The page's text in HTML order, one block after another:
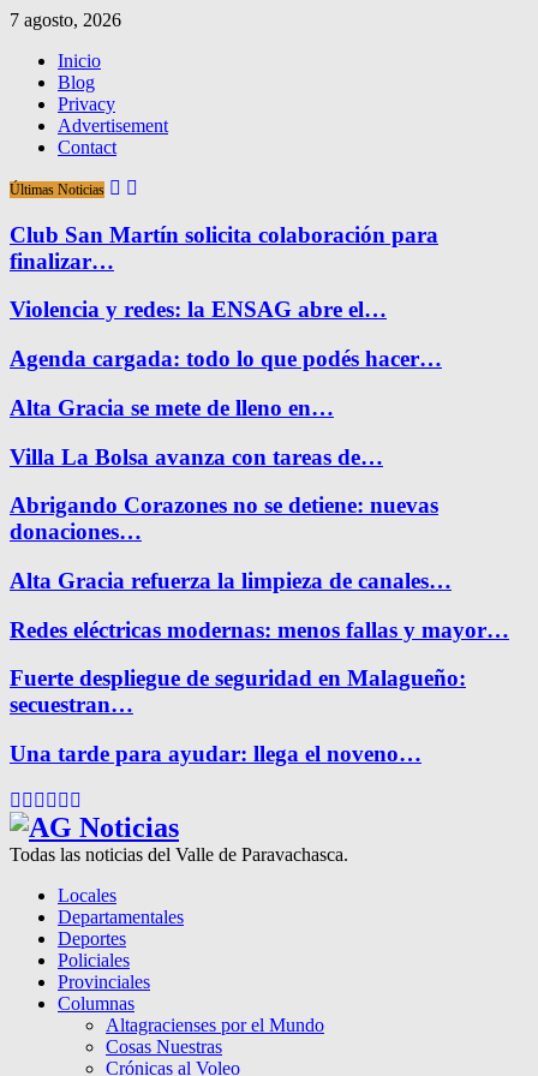
7 agosto, 2026
Inicio
Blog
Privacy
Advertisement
Contact
Últimas Noticias
Club San Martín solicita colaboración para
finalizar…
Violencia y redes: la ENSAG abre el…
Agenda cargada: todo lo que podés hacer…
Alta Gracia se mete de lleno en…
Villa La Bolsa avanza con tareas de…
Abrigando Corazones no se detiene: nuevas
donaciones…
Alta Gracia refuerza la limpieza de canales…
Redes eléctricas modernas: menos fallas y mayor…
Fuerte despliegue de seguridad en Malagueño:
secuestran…
Una tarde para ayudar: llega el noveno…
Facebook
Twitter
Instagram
Pinterest
Google
Todas las noticias del Valle de Paravachasca.
Locales
Departamentales
Deportes
Policiales
Provinciales
Columnas
Altagracienses por el Mundo
Cosas Nuestras
Crónicas al Voleo